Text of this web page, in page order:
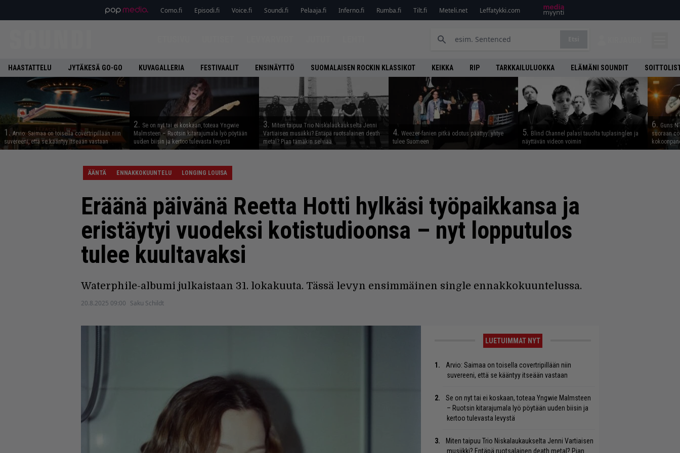
Como.fi Episodi.fi Voice.fi Soundi.fi Pelaaja.fi Inferno.fi Rumba.fi Tilt.fi Meteli.net Leffatykki.com
HAASTATTELU JYTÄKESÄ GO-GO KUVAGALLERIA FESTIVAALIT ENSINÄYTTÖ SUOMALAISEN ROCKIN KLASSIKOT KEIKKA RIP TARKKAILULUOKKA ELÄMÄNI SOUNDIT
1. Arvio: Saimaa on toisella covertripillään niin
suvereeni, että se kääntyy itseään vastaan
2. Se on nyt tai ei koskaan, toteaa Yngwie
Malmsteen – Ruotsin kitarajumala lyö pöytään
uuden biisin ja kertoo tulevasta levystä
3. Miten taipuu Trio Niskalaukaukselta Jenni
Vartiaisen musiikki? Entäpä ruotsalainen death
metal? Pian tämäkin selviää
4. Weezer-fanien pitkä odotus päättyy: yhtye
tulee Suomeen
5. Blind Channel palasi tauolta tuplasinglen ja
näyttävän videon voimin
6. Guns
suoraan
ÄÄNTÄ ENNAKKOKUUNTELU LONGING LOUISA
Eräänä päivänä Reetta Hotti hylkäsi työpaikkansa ja
eristäytyi vuodeksi kotistudioonsa – nyt lopputulos
tulee kuultavaksi
Waterphile-albumi julkaistaan 31. lokakuuta. Tässä levyn ensimmäinen single ennakkokuuntelussa.
20.8.2025 09:00 Saku Schildt
LUETUIMMAT NYT
Arvio: Saimaa on toisella covertripillään niin
suvereeni, että se kääntyy itseään vastaan
Se on nyt tai ei koskaan, toteaa Yngwie Malmsteen
– Ruotsin kitarajumala lyö pöytään uuden biisin ja
kertoo tulevasta levystä
Miten taipuu Trio Niskalaukaukselta Jenni Vartiaisen
musiikki? Entäpä ruotsalainen death metal? Pian